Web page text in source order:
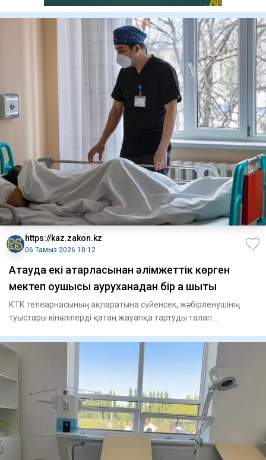
https://kaz.zakon.kz
06 Тамыз 2026 10:12
Ақтауда екі қатарласынан әлімжеттік көрген
мектеп оқушысы ауруханадан бір ақ шықты
КТК телеарнасының ақпаратына сүйенсек, жәбірленушінің
туыстары кінәлілерді қатаң жауапқа тартуды талап